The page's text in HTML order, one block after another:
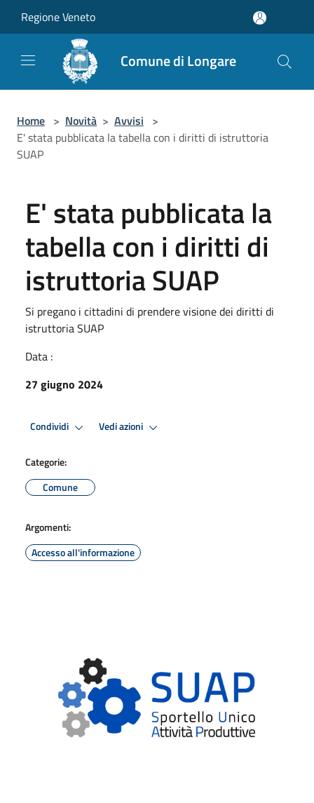
Regione Veneto
Comune di Longare
Home > Novità > Avvisi >
E' stata pubblicata la tabella con i diritti di istruttoria
SUAP
E' stata pubblicata la
tabella con i diritti di
istruttoria SUAP
Si pregano i cittadini di prendere visione dei diritti di
istruttoria SUAP
Data :
27 giugno 2024
Condividi Vedi azioni
Categorie:
Comune
Argomenti:
Accesso all'informazione